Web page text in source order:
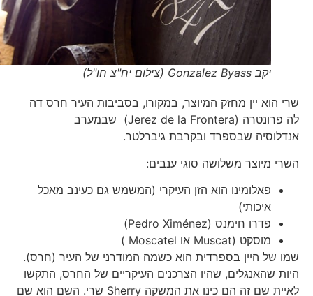
יקב Gonzalez Byass (צילום יח"צ חו"ל)
שרי הוא יין מחזק המיוצר, במקורו, בסביבות העיר חרס דה
לה פרונטרה (Jerez de la Frontera) שבמערב
אנדלוסיה שבספרד ובקרבת גיברלטר.
השרי מיוצר משלושה סוגי ענבים:
פאלומינו הוא הזן העיקרי (המשמש גם כעינב מאכל
איכותי)
פדרו חימנס (Pedro Ximénez)
מוסקט (Muscat או Moscatel )
שמו של היין בספרדית הוא כשמה המודרני של העיר (חרס).
היות שהאנגלים, שהיו הצרכנים העיקריים של החרס, התקשו
לאיית שם זה הם כינו את המשקה Sherry שרי. השם הוא שם